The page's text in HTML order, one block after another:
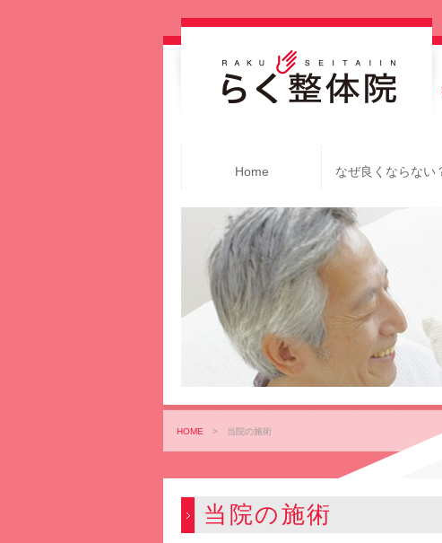
Home なぜ良くならない
HOME > 当院の施術
当院の施術